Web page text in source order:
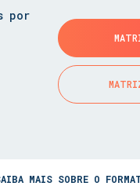
por
MAIS SOBRE O